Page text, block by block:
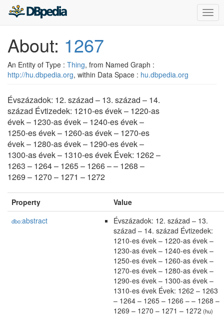
About: 1267
An Entity of Type : Thing, from Named Graph :
http://hu.dbpedia.org, within Data Space : hu.dbpedia.org
Évszázadok: 12. század – 13. század – 14.
század Évtizedek: 1210-es évek – 1220-as
évek – 1230-as évek – 1240-es évek –
1250-es évek – 1260-as évek – 1270-es
évek – 1280-as évek – 1290-es évek –
1300-as évek – 1310-es évek Évek: 1262 –
1263 – 1264 – 1265 – 1266 – – 1268 –
1269 – 1270 – 1271 – 1272
Property Value
dbo:abstract
Évszázadok: 12. század – 13.
század – 14. század Évtizedek:
1210-es évek – 1220-as évek –
1230-as évek – 1240-es évek –
1250-es évek – 1260-as évek –
1270-es évek – 1280-as évek –
1290-es évek – 1300-as évek –
1310-es évek Évek: 1262 – 1263
– 1264 – 1265 – 1266 – – 1268 –
1269 – 1270 – 1271 – 1272 (hu)